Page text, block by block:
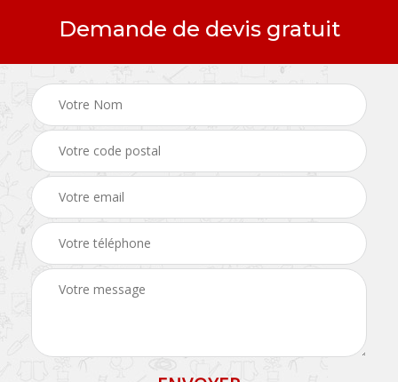
Demande de devis gratuit